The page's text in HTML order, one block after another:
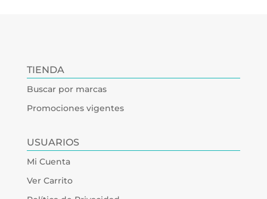
TIENDA
Buscar por marcas
Promociones vigentes
USUARIOS
Mi Cuenta
Ver Carrito